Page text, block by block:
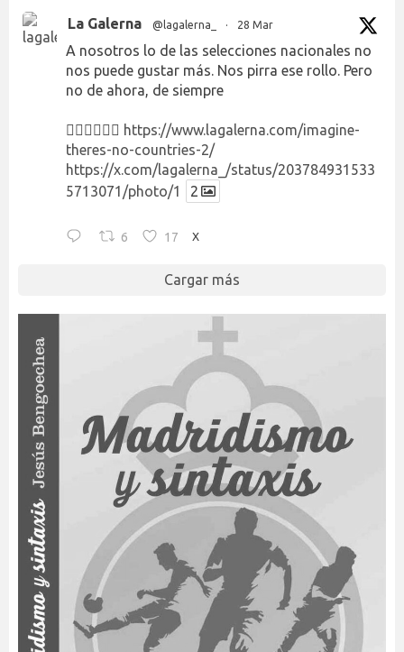
La Galerna @lagalerna_ · 28 Mar
A nosotros lo de las selecciones nacionales no
nos puede gustar más. Nos pirra ese rollo. Pero
no de ahora, de siempre
👉🏻👉🏻👉🏻 https://www.lagalerna.com/imagine-
theres-no-countries-2/
https://x.com/lagalerna_/status/203784931533
5713071/photo/1
2
6 17 X
Cargar más